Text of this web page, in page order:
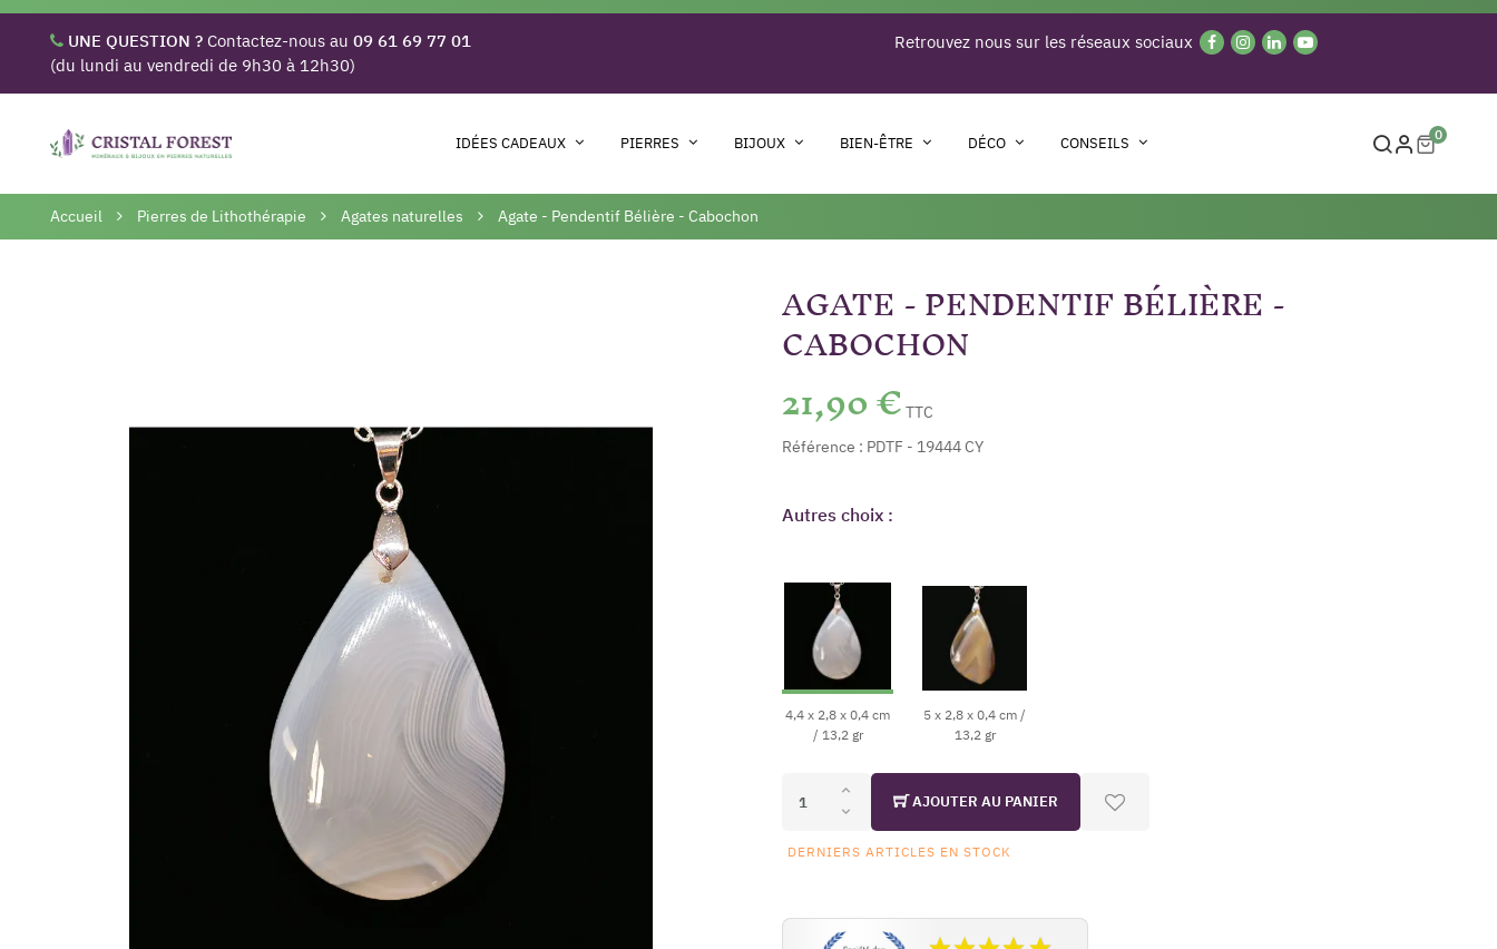
UNE QUESTION ? Contactez-nous au 09 61 69 77 01
(du lundi au vendredi de 9h30 à 12h30)
Retrouvez nous sur les réseaux sociaux
IDÉES CADEAUX PIERRES BIJOUX BIEN-ÊTRE DÉCO CONSEILS 0
Accueil Pierres de Lithothérapie Agates naturelles Agate - Pendentif Bélière - Cabochon
AGATE - PENDENTIF BÉLIÈRE -
CABOCHON
21,90 € TTC
Référence : PDTF - 19444 CY
Autres choix :
4,4 x 2,8 x 0,4 cm
/ 13,2 gr
5 x 2,8 x 0,4 cm /
13,2 gr
AJOUTER AU PANIER
DERNIERS ARTICLES EN STOCK